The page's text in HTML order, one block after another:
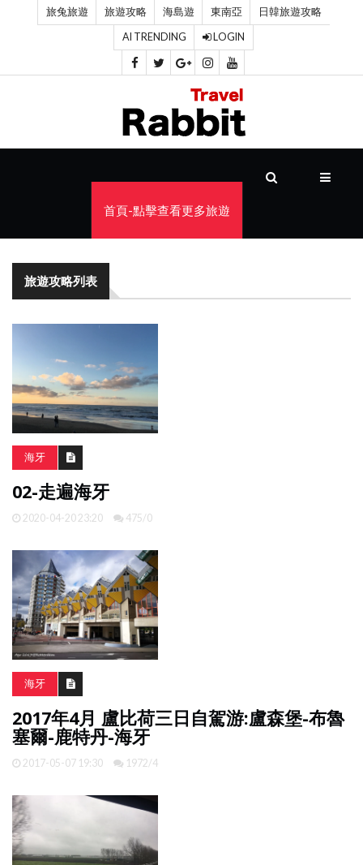
旅兔旅遊 旅遊攻略 海島遊 東南亞 日韓旅遊攻略
AI TRENDING LOGIN
島
亞
日
韓
旅
遊
攻
體
驗
照
片
換
臉
首頁-點擊查看更多旅遊
旅遊攻略列表
海牙
02-走遍海牙
2020-04-20 23:20 475/0
海牙
2017年4月 盧比荷三日自駕游:盧森堡-布魯
塞爾-鹿特丹-海牙
2017-05-07 19:30 1972/4